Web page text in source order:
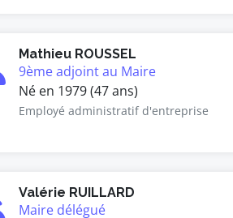
Mathieu ROUSSEL
9ème adjoint au Maire
Né en 1979 (47 ans)
Employé administratif d'entreprise
Valérie RUILLARD
Maire délégué